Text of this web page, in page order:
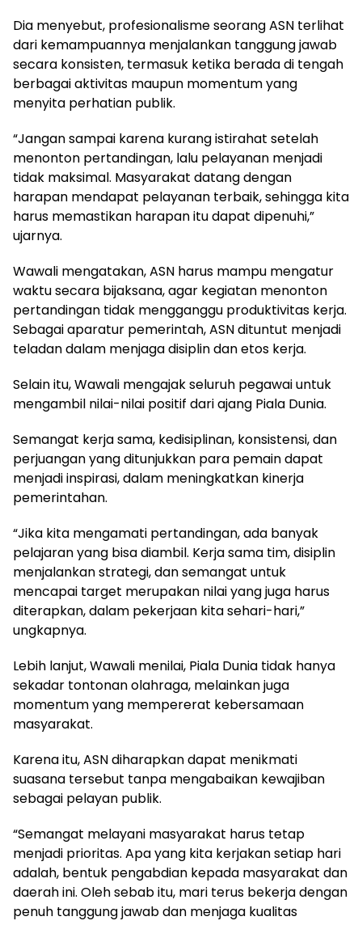
Dia menyebut, profesionalisme seorang ASN terlihat
dari kemampuannya menjalankan tanggung jawab
secara konsisten, termasuk ketika berada di tengah
berbagai aktivitas maupun momentum yang
menyita perhatian publik.
“Jangan sampai karena kurang istirahat setelah
menonton pertandingan, lalu pelayanan menjadi
tidak maksimal. Masyarakat datang dengan
harapan mendapat pelayanan terbaik, sehingga kita
harus memastikan harapan itu dapat dipenuhi,”
ujarnya.
Wawali mengatakan, ASN harus mampu mengatur
waktu secara bijaksana, agar kegiatan menonton
pertandingan tidak mengganggu produktivitas kerja.
Sebagai aparatur pemerintah, ASN dituntut menjadi
teladan dalam menjaga disiplin dan etos kerja.
Selain itu, Wawali mengajak seluruh pegawai untuk
mengambil nilai-nilai positif dari ajang Piala Dunia.
Semangat kerja sama, kedisiplinan, konsistensi, dan
perjuangan yang ditunjukkan para pemain dapat
menjadi inspirasi, dalam meningkatkan kinerja
pemerintahan.
“Jika kita mengamati pertandingan, ada banyak
pelajaran yang bisa diambil. Kerja sama tim, disiplin
menjalankan strategi, dan semangat untuk
mencapai target merupakan nilai yang juga harus
diterapkan, dalam pekerjaan kita sehari-hari,”
ungkapnya.
Lebih lanjut, Wawali menilai, Piala Dunia tidak hanya
sekadar tontonan olahraga, melainkan juga
momentum yang mempererat kebersamaan
masyarakat.
Karena itu, ASN diharapkan dapat menikmati
suasana tersebut tanpa mengabaikan kewajiban
sebagai pelayan publik.
“Semangat melayani masyarakat harus tetap
menjadi prioritas. Apa yang kita kerjakan setiap hari
adalah, bentuk pengabdian kepada masyarakat dan
daerah ini. Oleh sebab itu, mari terus bekerja dengan
penuh tanggung jawab dan menjaga kualitas